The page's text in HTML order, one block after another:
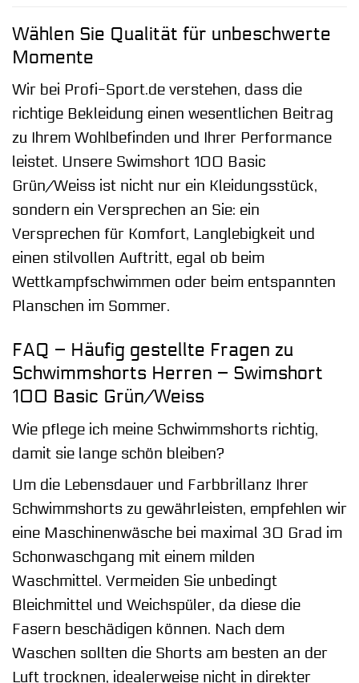
Wählen Sie Qualität für unbeschwerte
Momente
Wir bei Profi-Sport.de verstehen, dass die
richtige Bekleidung einen wesentlichen Beitrag
zu Ihrem Wohlbefinden und Ihrer Performance
leistet. Unsere Swimshort 100 Basic
Grün/Weiss ist nicht nur ein Kleidungsstück,
sondern ein Versprechen an Sie: ein
Versprechen für Komfort, Langlebigkeit und
einen stilvollen Auftritt, egal ob beim
Wettkampfschwimmen oder beim entspannten
Planschen im Sommer.
FAQ – Häufig gestellte Fragen zu
Schwimmshorts Herren – Swimshort
100 Basic Grün/Weiss
Wie pflege ich meine Schwimmshorts richtig,
damit sie lange schön bleiben?
Um die Lebensdauer und Farbbrillanz Ihrer
Schwimmshorts zu gewährleisten, empfehlen wir
eine Maschinenwäsche bei maximal 30 Grad im
Schonwaschgang mit einem milden
Waschmittel. Vermeiden Sie unbedingt
Bleichmittel und Weichspüler, da diese die
Fasern beschädigen können. Nach dem
Waschen sollten die Shorts am besten an der
Luft trocknen, idealerweise nicht in direkter